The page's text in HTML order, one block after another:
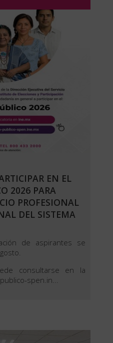
EN EL
2026 PARA
PROFESIONAL
DEL SISTEMA
de aspirantes se
consultarse en la
spen.in...